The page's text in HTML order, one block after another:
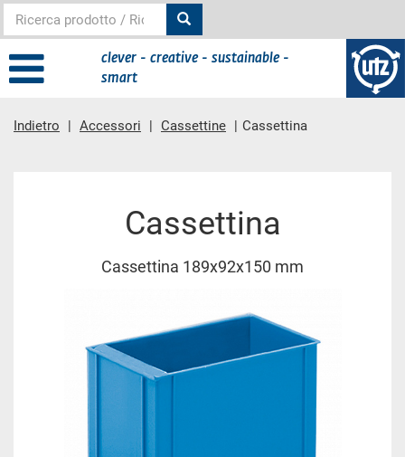
clever - creative - sustainable -
smart
Indietro Accessori Cassettine Cassettina
Cassettina
Cassettina 189x92x150 mm